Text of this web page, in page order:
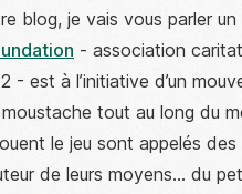
blog, je vais vous parler
- association
- est à l’initiative d’un
tout au long du
le jeu sont appelés
de leurs moyens… du